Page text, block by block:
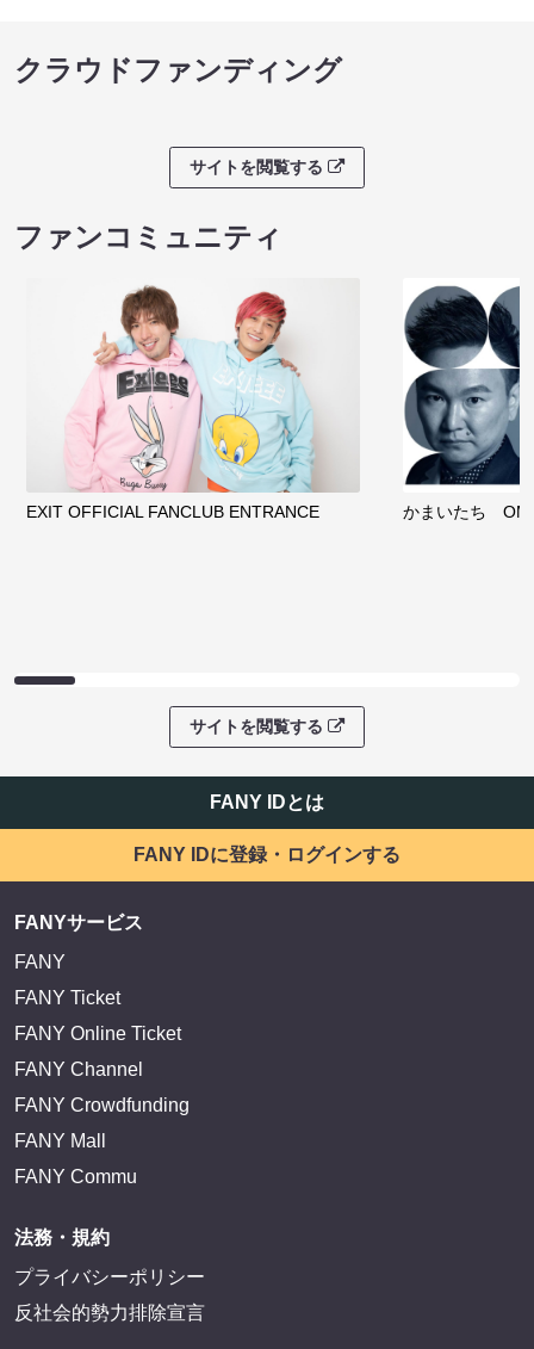
クラウドファンディング
サイトを閲覧する
ファンコミュニティ
EXIT OFFICIAL FANCLUB ENTRANCE かまいたち
サイトを閲覧する
FANY IDとは
FANY IDに登録・ログインする
FANYサービス
FANY
FANY Ticket
FANY Online Ticket
FANY Channel
FANY Crowdfunding
FANY Mall
FANY Commu
法務・規約
プライバシーポリシー
反社会的勢力排除宣言